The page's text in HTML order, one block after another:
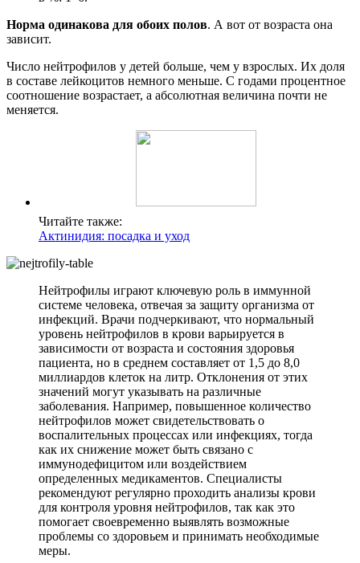
Норма одинакова для обоих полов. А вот от возраста она
зависит.
Число нейтрофилов у детей больше, чем у взрослых. Их доля
в составе лейкоцитов немного меньше. С годами процентное
соотношение возрастает, а абсолютная величина почти не
меняется.
Читайте также:
Актинидия: посадка и уход
Нейтрофилы играют ключевую роль в иммунной
системе человека, отвечая за защиту организма от
инфекций. Врачи подчеркивают, что нормальный
уровень нейтрофилов в крови варьируется в
зависимости от возраста и состояния здоровья
пациента, но в среднем составляет от 1,5 до 8,0
миллиардов клеток на литр. Отклонения от этих
значений могут указывать на различные
заболевания. Например, повышенное количество
нейтрофилов может свидетельствовать о
воспалительных процессах или инфекциях, тогда
как их снижение может быть связано с
иммунодефицитом или воздействием
определенных медикаментов. Специалисты
рекомендуют регулярно проходить анализы крови
для контроля уровня нейтрофилов, так как это
помогает своевременно выявлять возможные
проблемы со здоровьем и принимать необходимые
меры.